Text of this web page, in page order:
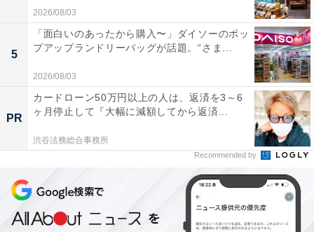
2026/08/03
5
「面白いのあったから購入〜」ダイソーのポッ
プアップランドリーバッグが話題。“さま...
2026/08/03
PR
カードローン50万円以上の人は、返済を3～6
ヶ月停止して『大幅に減額してから返済...
渋谷法務総合事務所
Recommended by